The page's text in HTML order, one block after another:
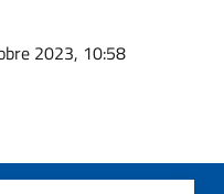
2023, 10:58